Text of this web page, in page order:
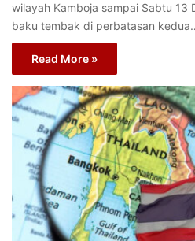
wilayah Kamboja sampai Sabtu 13
baku tembak di perbatasan
Read More »